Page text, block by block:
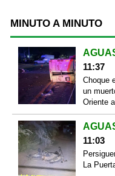
MINUTO A MINUTO
11:37
Choque
un
Oriente
11:03
La